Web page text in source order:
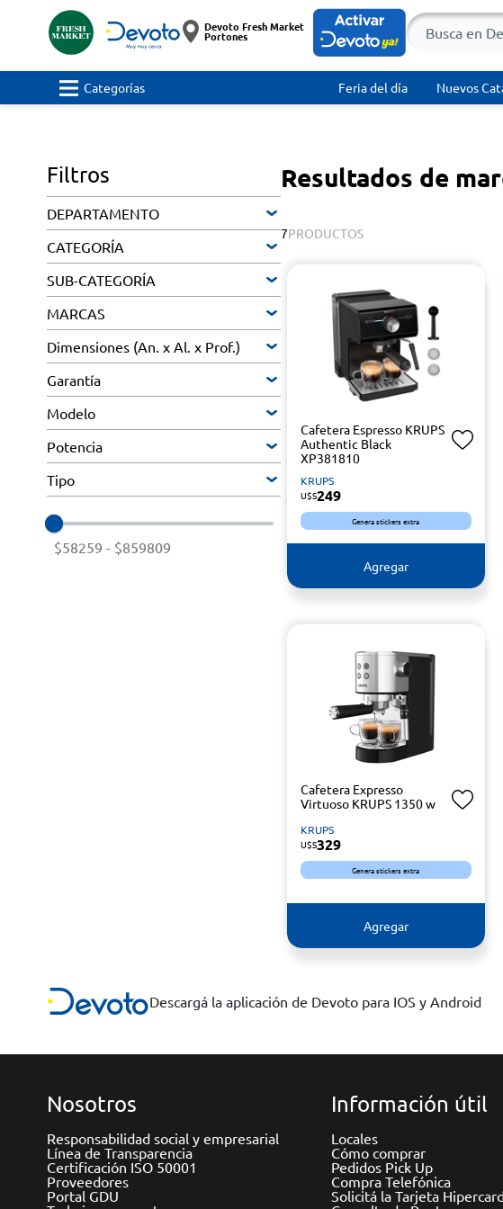
Devoto Fresh Market
Portones
Categorías Feria del día Nuevos
Filtros
DEPARTAMENTO
CATEGORÍA
SUB-CATEGORÍA
MARCAS
Dimensiones (An. x Al. x Prof.)
Garantía
Modelo
Potencia
Tipo
$58259 - $859809
Resultados de
7PRODUCTOS
Cafetera Espresso KRUPS
Authentic Black
XP381810
KRUPS
U$S249
Genera stickers extra
Agregar
Cafetera Expresso
Virtuoso KRUPS 1350 w
KRUPS
U$S329
Genera stickers extra
Agregar
Descargá la aplicación de Devoto para IOS y Android
Nosotros
Responsabilidad social y empresarial
Línea de Transparencia
Certificación ISO 50001
Proveedores
Portal GDU
Información útil
Locales
Cómo comprar
Pedidos Pick Up
Compra Telefónica
Solicitá la Tarjeta